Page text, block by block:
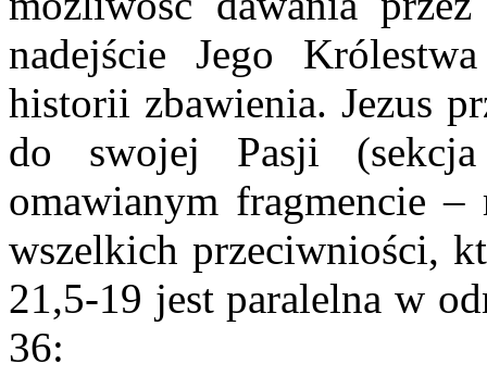
nadejście Jego
historii zbawienia. Jezus
do swojej Pasji (sekcja
omawianym fragmencie
wszelkich przeciwniości,
21,5-19 jest paralelna w
36: